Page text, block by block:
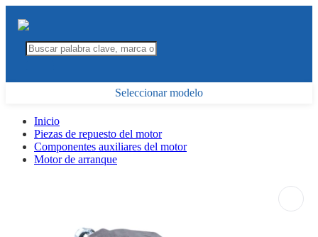
Seleccionar modelo
Inicio
Piezas de repuesto del motor
Componentes auxiliares del motor
Motor de arranque